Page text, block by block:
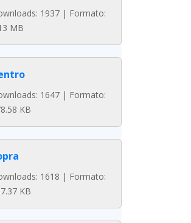
1937 | Formato:
MB
1647 | Formato:
KB
1618 | Formato:
KB